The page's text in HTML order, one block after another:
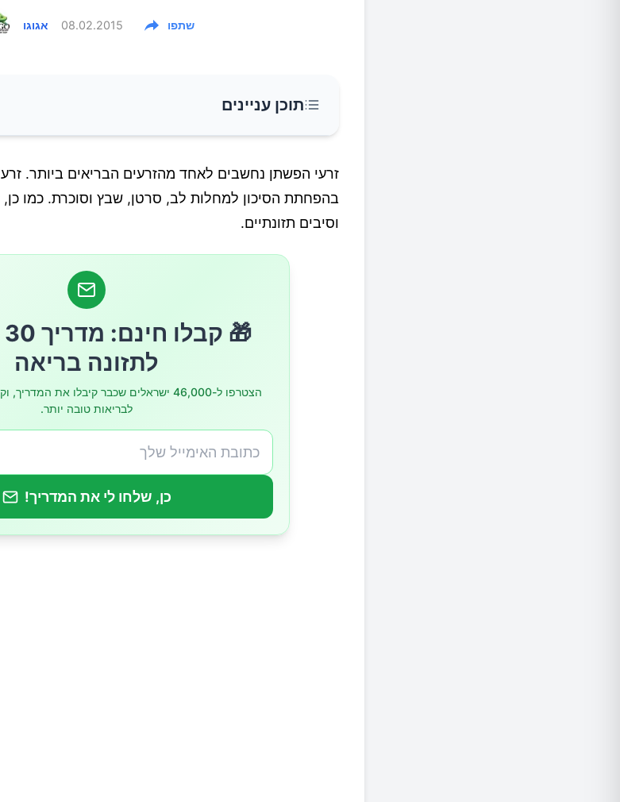
אגוגו 08.02.2015 שתפו
תוכן עניינים
1.זרעי הפשתן מסייעים בהפחתת לחץ הדם
2.זרעי פשתן נלחמים בסרטן העור
כמה זרעי פשתן מומלץ לצרוך ביום?
איך אוכלים זרעי פשתן?
זרעי הפשתן נחשבים לאחד מהזרעים הבריאים ביותר.
בהפחתת הסיכון למחלות לב, סרטן, שבץ וסוכרת. כמו כן,
וסיבים תזונתיים.
לתזונה בריאה
הצטרפו ל-46,000 ישראלים שכבר קיבלו את
לבריאות טובה יותר.
כן, שלחו לי את המדריך!